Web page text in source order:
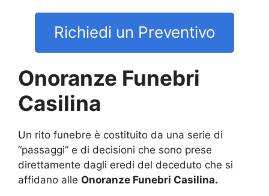
Richiedi un Preventivo
Onoranze Funebri
Casilina
Un rito funebre è costituito da una serie di
“passaggi” e di decisioni che sono prese
direttamente dagli eredi del deceduto che si
affidano alle Onoranze Funebri Casilina.